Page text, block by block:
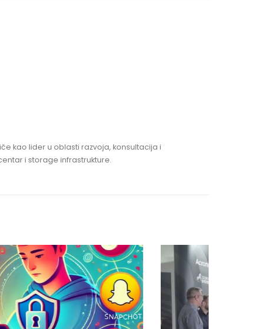
kao lider u oblasti razvoja, konsultacija i
i storage infrastrukture.